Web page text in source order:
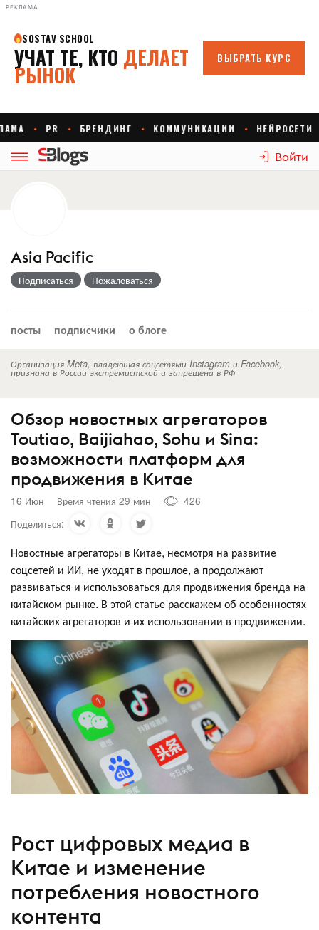
РЕКЛАМА
Войти
Asia Pacific
Подписаться Пожаловаться
посты подписчики о блоге
Организация Meta, владеющая соцсетями Instagram и Facebook,
признана в России экстремистской и запрещена в РФ
Обзор новостных агрегаторов
Toutiao, Baijiahao, Sohu и Sina:
возможности платформ для
продвижения в Китае
16 Июн Время чтения 29 мин
426
Поделиться:
Новостные агрегаторы в Китае, несмотря на развитие
соцсетей и ИИ, не уходят в прошлое, а продолжают
развиваться и использоваться для продвижения бренда на
китайском рынке. В этой статье расскажем об особенностях
китайских агрегаторов и их использовании в продвижении.
Рост цифровых медиа в
Китае и изменение
потребления новостного
контента